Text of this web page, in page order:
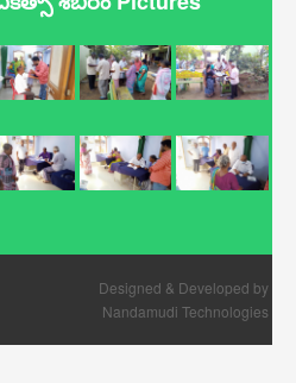
Designed & Developed by
Nandamudi Technologies